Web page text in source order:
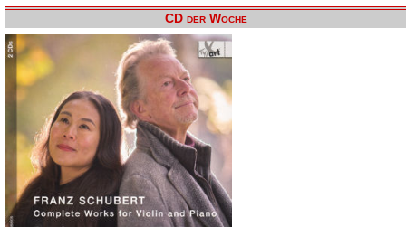
CD der Woche